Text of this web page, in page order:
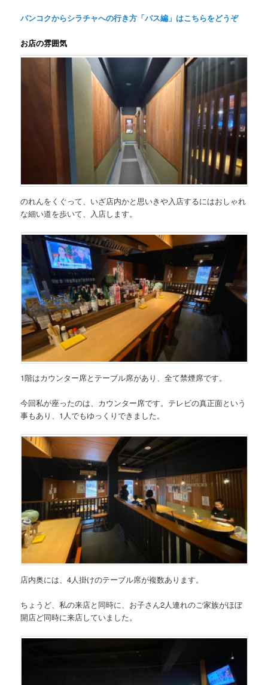
バンコクからシラチャへの行き方「バス編」はこちらをどうぞ
お店の雰囲気
のれんをくぐって、いざ店内かと思いきや入店するにはおしゃれ
な細い道を歩いて、入店します。
1階はカウンター席とテーブル席があり、全て禁煙席です。
今回私が座ったのは、カウンター席です。テレビの真正面という
事もあり、1人でもゆっくりできました。
店内奥には、4人掛けのテーブル席が複数あります。
ちょうど、私の来店と同時に、お子さん2人連れのご家族がほぼ
開店ど同時に来店していました。